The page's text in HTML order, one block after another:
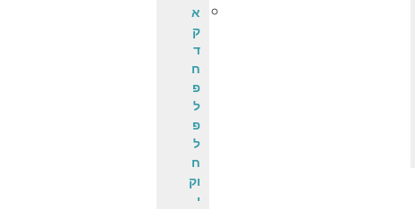
א
ק
ד
ח
פ
ל
פ
ל
ח
וק
י